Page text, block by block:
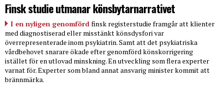
Finsk studie utmanar könsbytarnarrativet
I en nyligen genomförd finsk registerstudie framgår att klienter
med diagnostiserad eller misstänkt könsdysfori var
överrepresenterade inom psykiatrin. Samt att det psykiatriska
vårdbehovet snarare ökade efter genomförd könskorrigering
istället för en utlovad minskning. En utveckling som flera experter
varnat för. Experter som bland annat ansvarig minister kommit att
brännmärka.